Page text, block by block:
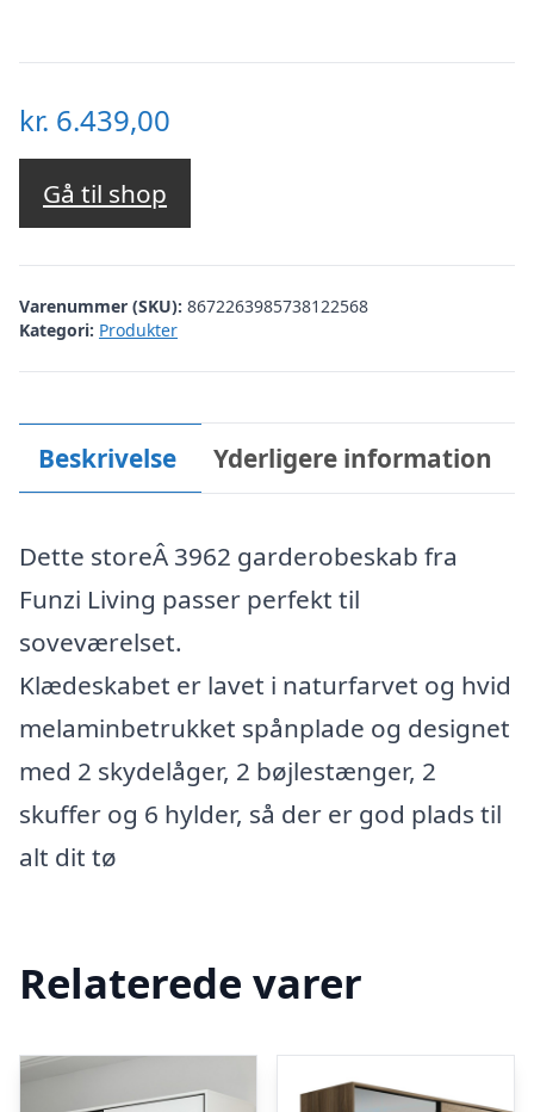
kr. 6.439,00
Gå til shop
Varenummer (SKU): 8672263985738122568
Kategori: Produkter
Beskrivelse Yderligere information
Dette storeÂ 3962 garderobeskab fra
Funzi Living passer perfekt til
soveværelset.
Klædeskabet er lavet i naturfarvet og hvid
melaminbetrukket spånplade og designet
med 2 skydelåger, 2 bøjlestænger, 2
skuffer og 6 hylder, så der er god plads til
alt dit tø
Relaterede varer